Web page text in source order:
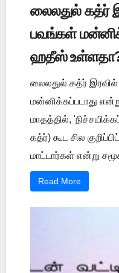
லைலதுல் கத்ர்
பவங்கள்
ஹதீஸ்
லைலதுல் கத்ர்
மன்னிக்கப்படாது
மாதத்தில்,
கத்ர்) கூட சில
மாட்டார்கள் என்று
Read More